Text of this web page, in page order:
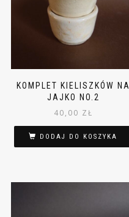
KOMPLET KIELISZKÓW NA
JAJKO NO.2
40,00 ZŁ
DODAJ DO KOSZYKA